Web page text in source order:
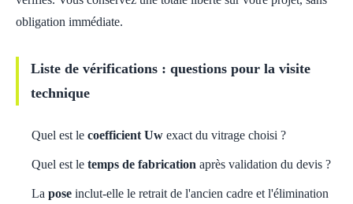
obligation immédiate.
Liste de vérifications : questions pour la visite
technique
Quel est le coefficient Uw exact du vitrage choisi ?
Quel est le temps de fabrication après validation du devis ?
La pose inclut-elle le retrait de l'ancien cadre et l'élimination